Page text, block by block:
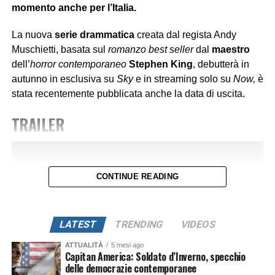
scorso mese se n’è parlato.
Le persone devono controllaresempreche siano
aggiornate correttamente, perché spesso, come notiamo
nel film, anche se il male è apparentemente sconfitto, può
agire di soppiatto sotto gli occhi di tutti e creare una bolla
quotidianain cui tutto è perfetto, ma la perfezione
come agisce il sistema democratico attuale rievocando
Lo stesso vale per l’attuale governo americano. Dato che
in America la situazione attuale è simile a quella Italiana,
alle televisioni americane e all’interno dello stesso
governo, smentendo diverse realtà che accadono, spesso
facendo passare i fatti per “ridicoli
POSTER
@Netflix
momento anche per l’Italia.
La nuova serie drammaticacreata dal regista Andy
Muschietti, basata sul romanzo best sellerdal maestro
dell’horror contemporaneo Stephen King, debutterà in
autunno in esclusiva su Skye in streaming solo su Now, è
stata recentemente pubblicata anche la data di uscita.
TRAILER
CONTINUE READING
LATEST TRENDING VIDEOS
ATTUALITÀ 5 mesi ago
Capitan America: Soldato d’Inverno, specchio
delle democrazie contemporanee